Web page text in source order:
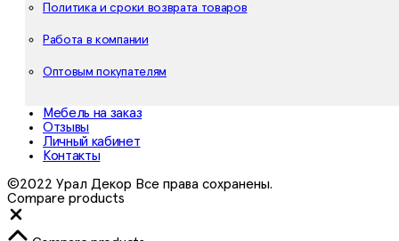
Политика и сроки возврата товаров
Работа в компании
Оптовым покупателям
Мебель на заказ
Отзывы
Личный кабинет
Контакты
©2022 Урал Декор Все права сохранены.
Compare products